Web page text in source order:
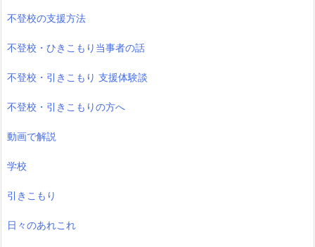
不登校の支援方法
不登校・ひきこもり当事者の話
不登校・引きこもり 支援体験談
不登校・引きこもりの方へ
動画で解説
学校
引きこもり
日々のあれこれ